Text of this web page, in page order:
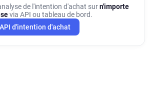
de l'intention d'achat surn'importe
via API ou tableau de bord.
d'intention d'achat